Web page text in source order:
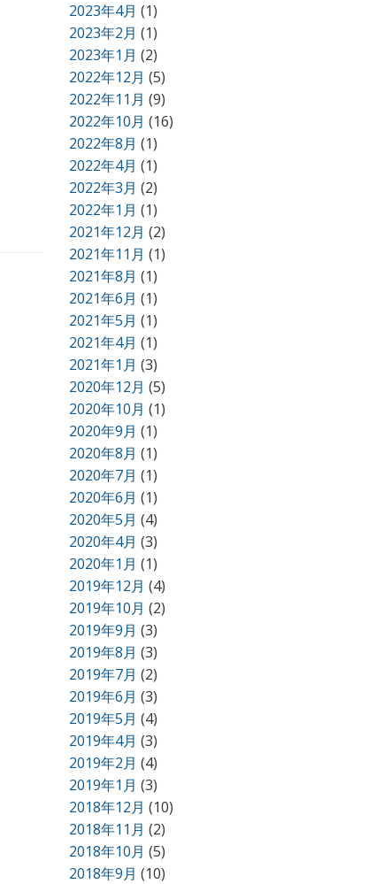
2023年4月 (1)
2023年2月 (1)
2023年1月 (2)
2022年12月 (5)
2022年11月 (9)
2022年10月 (16)
2022年8月 (1)
2022年4月 (1)
2022年3月 (2)
2022年1月 (1)
2021年12月 (2)
2021年11月 (1)
2021年8月 (1)
2021年6月 (1)
2021年5月 (1)
2021年4月 (1)
2021年1月 (3)
2020年12月 (5)
2020年10月 (1)
2020年9月 (1)
2020年8月 (1)
2020年7月 (1)
2020年6月 (1)
2020年5月 (4)
2020年4月 (3)
2020年1月 (1)
2019年12月 (4)
2019年10月 (2)
2019年9月 (3)
2019年8月 (3)
2019年7月 (2)
2019年6月 (3)
2019年5月 (4)
2019年4月 (3)
2019年2月 (4)
2019年1月 (3)
2018年12月 (10)
2018年11月 (2)
2018年10月 (5)
2018年9月 (10)